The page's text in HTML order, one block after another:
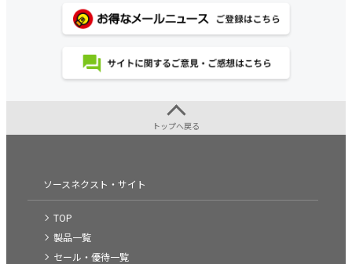
トップへ戻る
ソースネクスト・サイト
TOP
製品一覧
セール・優待一覧